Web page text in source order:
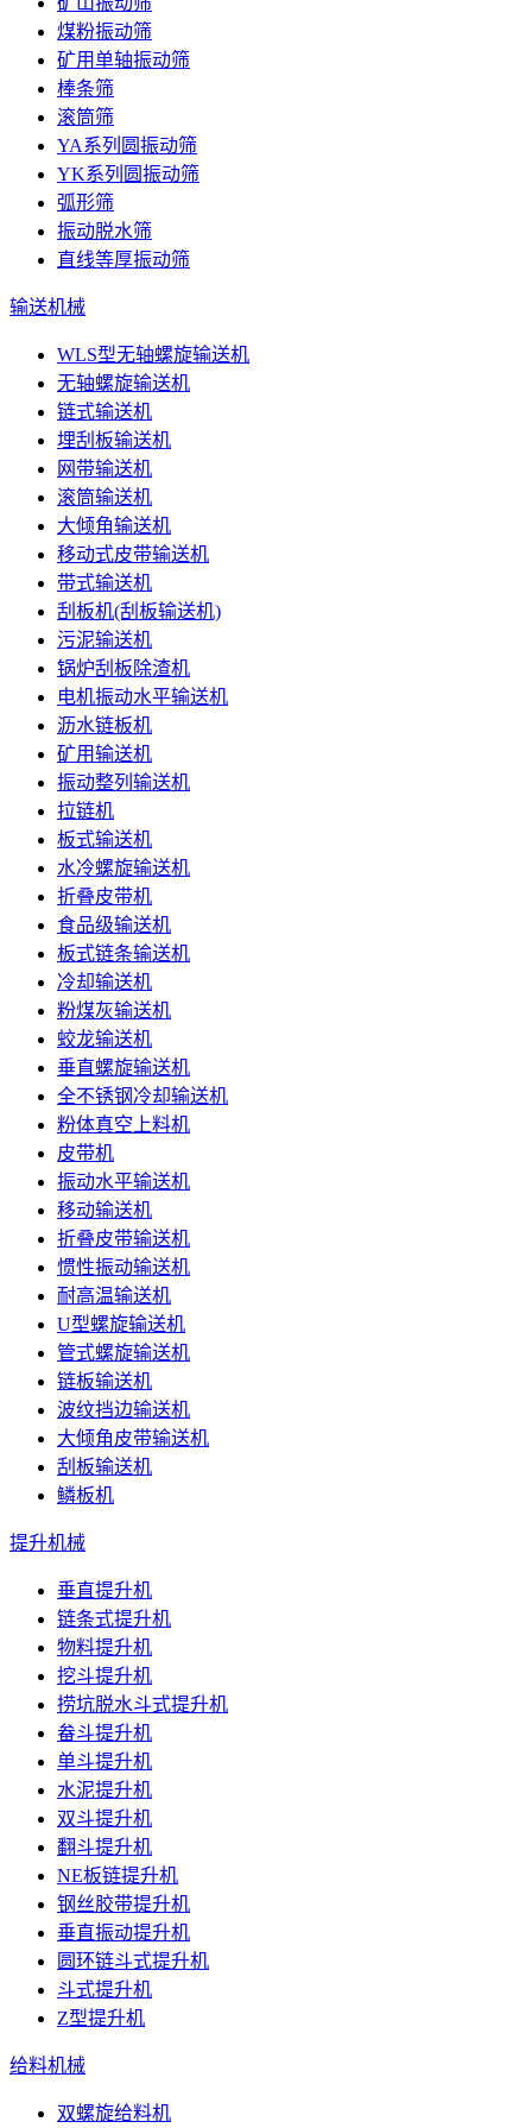
煤粉振动筛
矿用单轴振动筛
棒条筛
滚筒筛
YA系列圆振动筛
YK系列圆振动筛
弧形筛
振动脱水筛
直线等厚振动筛
输送机械
WLS型无轴螺旋输送机
无轴螺旋输送机
链式输送机
埋刮板输送机
网带输送机
滚筒输送机
大倾角输送机
移动式皮带输送机
带式输送机
刮板机(刮板输送机)
污泥输送机
锅炉刮板除渣机
电机振动水平输送机
沥水链板机
矿用输送机
振动整列输送机
拉链机
板式输送机
水冷螺旋输送机
折叠皮带机
食品级输送机
板式链条输送机
冷却输送机
粉煤灰输送机
蛟龙输送机
垂直螺旋输送机
全不锈钢冷却输送机
粉体真空上料机
皮带机
振动水平输送机
移动输送机
折叠皮带输送机
惯性振动输送机
耐高温输送机
U型螺旋输送机
管式螺旋输送机
链板输送机
波纹挡边输送机
大倾角皮带输送机
刮板输送机
鳞板机
提升机械
垂直提升机
链条式提升机
物料提升机
挖斗提升机
捞坑脱水斗式提升机
畚斗提升机
单斗提升机
水泥提升机
双斗提升机
翻斗提升机
NE板链提升机
钢丝胶带提升机
垂直振动提升机
圆环链斗式提升机
斗式提升机
Z型提升机
给料机械
双螺旋给料机